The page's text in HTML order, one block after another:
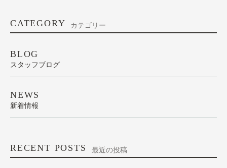
CATEGORY カテゴリー
BLOG
スタッフブログ
NEWS
新着情報
RECENT POSTS 最近の投稿